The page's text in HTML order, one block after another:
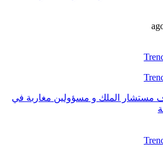
مستشار الملك و مسؤولين مغاربة في